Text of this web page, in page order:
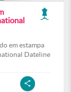
em estampa
Dateline